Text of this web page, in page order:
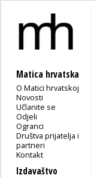
Matica hrvatska
O Matici hrvatskoj
Novosti
Učlanite se
Odjeli
Ogranci
Društva prijatelja i
partneri
Kontakt
Izdavaštvo